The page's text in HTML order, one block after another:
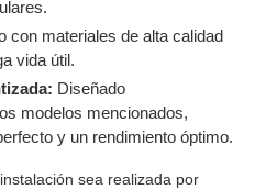
con materiales de alta calidad
vida útil.
Diseñado
modelos mencionados,
y un rendimiento óptimo.
sea realizada por